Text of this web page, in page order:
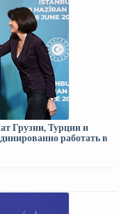
Грузии, Турции и
работать в